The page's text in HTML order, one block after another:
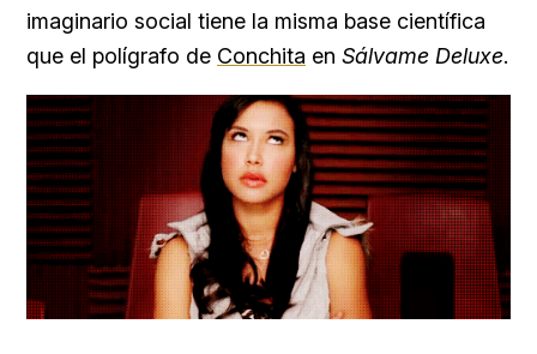
imaginario social tiene la misma base científica
que el polígrafo de Conchita en Sálvame Deluxe.